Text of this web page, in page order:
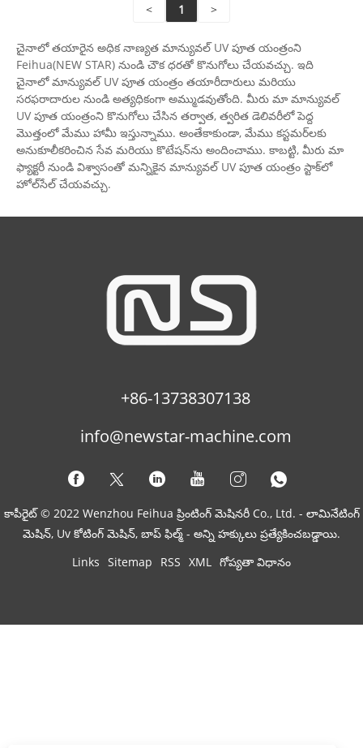
< 1 >
చైనాలో తయారైన అధిక నాణ్యత మాన్యువల్ UV పూత యంత్రంని
Feihua(NEW STAR) నుండి చౌక ధరతో కొనుగోలు చేయవచ్చు. ఇది
చైనాలో మాన్యువల్ UV పూత యంత్రం తయారీదారులు మరియు
సరఫరాదారుల నుండి అత్యధికంగా అమ్ముడవుతోంది. మీరు మా మాన్యువల్
UV పూత యంత్రంని కొనుగోలు చేసిన తర్వాత, త్వరిత డెలివరీలో పెద్ద
మొత్తంలో మేము హామీ ఇస్తున్నాము. అంతేకాకుండా, మేము కస్టమర్‌లకు
అనుకూలీకరించిన సేవ మరియు కొటేషన్‌ను అందించాము. కాబట్టి, మీరు మా
ఫ్యాక్టరీ నుండి విశ్వాసంతో మన్నికైన మాన్యువల్ UV పూత యంత్రం స్టాక్‌లో
హోల్‌సేల్ చేయవచ్చు.
+86-13738307138
info@newstar-machine.com
కాపీరైట్ © 2022 Wenzhou Feihua ప్రింటింగ్ మెషినరీ Co., Ltd. - లామినేటింగ్
మెషిన్, Uv కోటింగ్ మెషిన్, బాప్ ఫిల్మ్ - అన్ని హక్కులు ప్రత్యేకించబడ్డాయి.
Links Sitemap RSS XML గోప్యతా విధానం